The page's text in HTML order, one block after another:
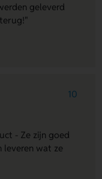
geleverd
10
- Ze zijn goed
leveren wat ze